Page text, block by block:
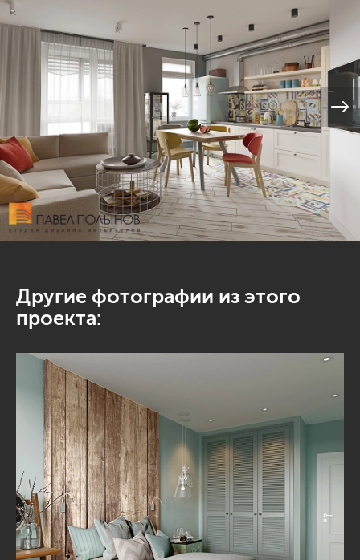
Другие фотографии из этого
проекта: